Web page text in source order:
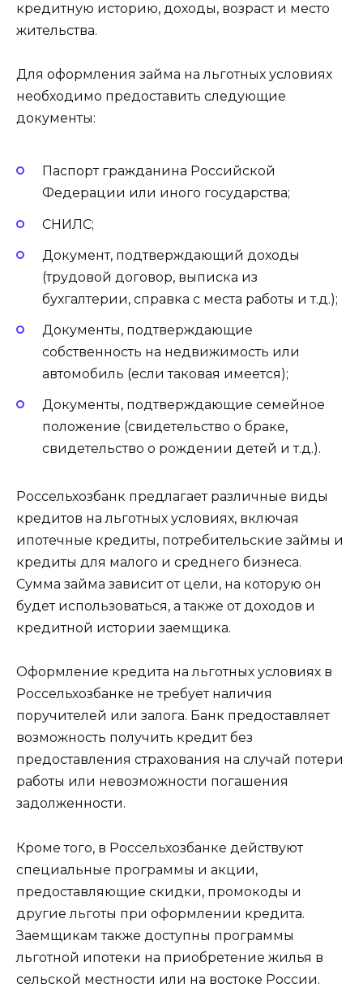
кредитную историю, доходы, возраст и место
жительства.
Для оформления займа на льготных условиях
необходимо предоставить следующие
документы:
Паспорт гражданина Российской
Федерации или иного государства;
СНИЛС;
Документ, подтверждающий доходы
(трудовой договор, выписка из
бухгалтерии, справка с места работы и т.д.);
Документы, подтверждающие
собственность на недвижимость или
автомобиль (если таковая имеется);
Документы, подтверждающие семейное
положение (свидетельство о браке,
свидетельство о рождении детей и т.д.).
Россельхозбанк предлагает различные виды
кредитов на льготных условиях, включая
ипотечные кредиты, потребительские займы и
кредиты для малого и среднего бизнеса.
Сумма займа зависит от цели, на которую он
будет использоваться, а также от доходов и
кредитной истории заемщика.
Оформление кредита на льготных условиях в
Россельхозбанке не требует наличия
поручителей или залога. Банк предоставляет
возможность получить кредит без
предоставления страхования на случай потери
работы или невозможности погашения
задолженности.
Кроме того, в Россельхозбанке действуют
специальные программы и акции,
предоставляющие скидки, промокоды и
другие льготы при оформлении кредита.
Заемщикам также доступны программы
льготной ипотеки на приобретение жилья в
сельской местности или на востоке России.